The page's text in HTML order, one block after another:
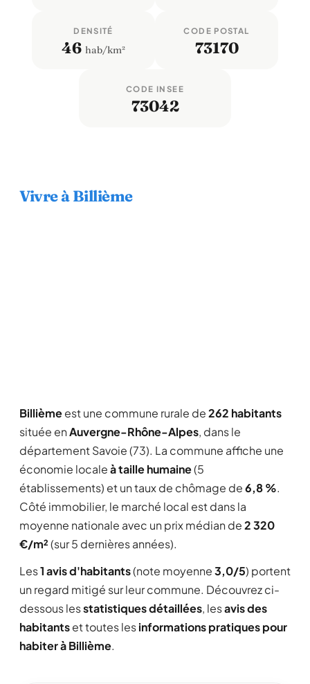
DENSITÉ
46 hab/km²
CODE POSTAL
73170
CODE INSEE
73042
Vivre à Billième
Billièmeest une commune rurale de262 habitants
située enAuvergne-Rhône-Alpes, dans le
département Savoie (73). La commune affiche une
économie localeà taille humaine(5
établissements) et un taux de chômage de6,8 %.
Côté immobilier, le marché local est dans la
moyenne nationale avec un prix médian de2 320
€/m²(sur 5 dernières années).
Les1 avis d'habitants(note moyenne3,0/5) portent
un regard mitigé sur leur commune. Découvrez ci-
dessous lesstatistiques détaillées, lesavis des
habitantset toutes lesinformations pratiques pour
habiter à Billième.